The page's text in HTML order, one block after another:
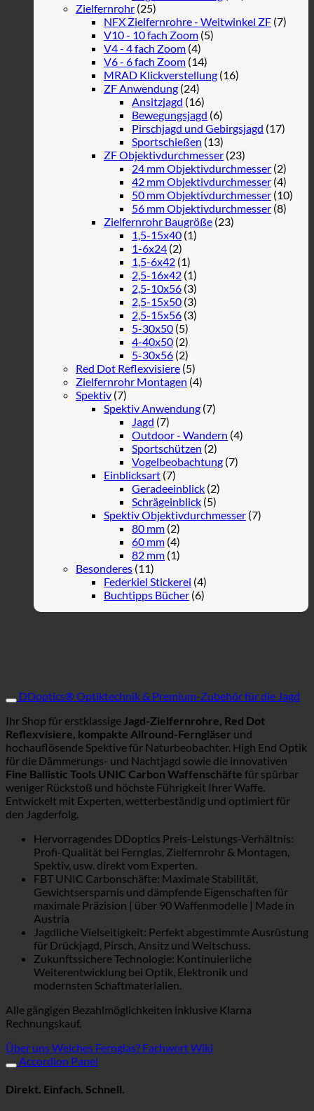
Zielfernrohr (25)
NFX Zielfernrohre - Weitwinkel ZF (7)
V10 - 10 fach Zoom (5)
V4 - 4 fach Zoom (4)
V6 - 6 fach Zoom (14)
MRAD Klickverstellung (16)
ZF Anwendung (24)
Ansitzjagd (16)
Bewegungsjagd (6)
Pirschjagd und Gebirgsjagd (17)
Sportschießen (13)
ZF Objektivdurchmesser (23)
24 mm Objektivdurchmesser (2)
42 mm Objektivdurchmesser (4)
50 mm Objektivdurchmesser (10)
56 mm Objektivdurchmesser (8)
Zielfernrohr Baugröße (23)
1,5-15x40 (1)
1-6x24 (2)
1,5-6x42 (1)
2,5-16x42 (1)
2,5-10x56 (3)
2,5-15x50 (3)
2,5-15x56 (3)
5-30x50 (5)
4-40x50 (2)
5-30x56 (2)
Red Dot Reflexvisiere (5)
Zielfernrohr Montagen (4)
Spektiv (7)
Spektiv Anwendung (7)
Jagd (7)
Outdoor - Wandern (4)
Sportschützen (2)
Vogelbeobachtung (7)
Einblicksart (7)
Geradeeinblick (2)
Schrägeinblick (5)
Spektiv Objektivdurchmesser (7)
80 mm (2)
60 mm (4)
82 mm (1)
Besonderes (11)
Federkiel Stickerei (4)
Buchtipps Bücher (6)
DDoptics® Optiktechnik & Premium-Zubehör für die Jagd
Ihr Shop für erstklassige Jagd-Zielfernrohre, Red Dot
Reflexvisiere, kompakte Allround-Ferngläser und
hochauflösende Spektive für Naturbeobachter. High End Optik
für die Dämmerungs- und Nachtjagd sowie die innovativen
Fine Ballistic Tools UNIC Carbon Waffenschäfte für spürbar
weniger Rückstoß und höchste Führigkeit Ihrer Waffe.
Entwickelt mit Experten, wetterbeständig und optimiert für
den Jagderfolg.
Hervorragendes DDoptics Preis-Leistungs-Verhältnis:
Profi-Qualität bei Fernglas, Zielfernrohr & Montagen,
Spektiv, usw. direkt vom Experten.
FBT UNIC Carbonschäfte: Maximale Stabilität,
Gewichtsersparnis und dämpfende Eigenschaften für
maximale Präzision | über 90 Waffenmodelle | Made in
Austria
Jagdliche Vielseitigkeit: Perfekt abgestimmte Ausrüstung
für Drückjagd, Pirsch, Ansitz und Weitschuss.
Zukunftssichere Technologie: Kontinuierliche
Weiterentwicklung bei Optik, Elektronik und
modernsten Schaftmaterialien.
Alle gängigen Bezahlmöglichkeiten inklusive Klarna
Rechnungskauf.
Über unsWelches Fernglas? Fachwort Wiki
Accordion Panel
Direkt. Einfach. Schnell.